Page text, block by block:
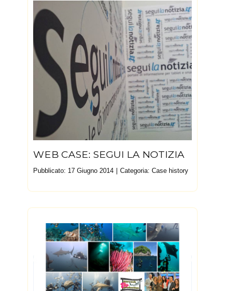
WEB CASE: SEGUI LA NOTIZIA
Pubblicato: 17 Giugno 2014 Categoria: Case history